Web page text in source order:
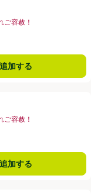
ご容赦！
加する
ご容赦！
加する